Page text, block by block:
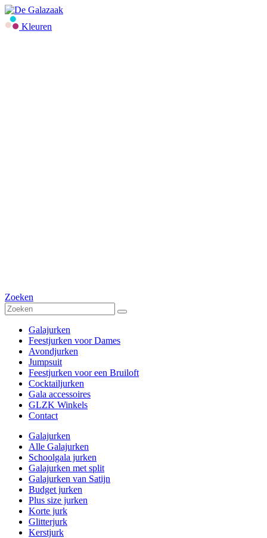
Kleuren
Zoeken
Galajurken
Feestjurken voor Dames
Avondjurken
Jumpsuit
Feestjurken voor een Bruiloft
Cocktailjurken
Gala accessoires
GLZK Winkels
Contact
Galajurken
Alle Galajurken
Schoolgala jurken
Galajurken met split
Galajurken van Satijn
Budget jurken
Plus size jurken
Korte jurk
Glitterjurk
Kerstjurk